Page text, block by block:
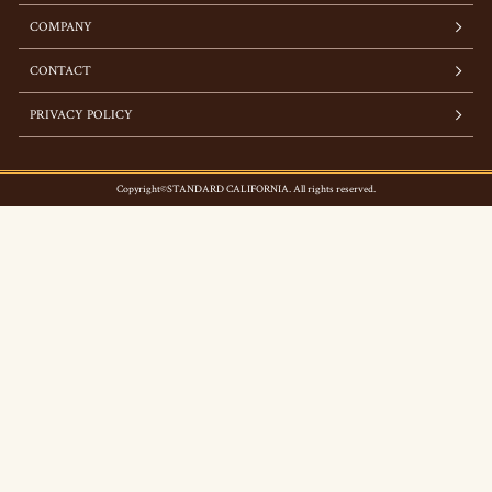
COMPANY
CONTACT
PRIVACY POLICY
Copyright©STANDARD CALIFORNIA. All rights reserved.